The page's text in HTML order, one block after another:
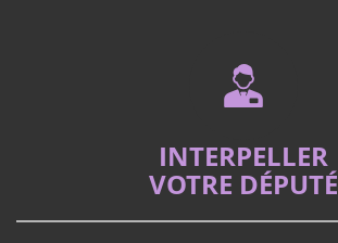
INTERPELLER
VOTRE DÉPUTÉ